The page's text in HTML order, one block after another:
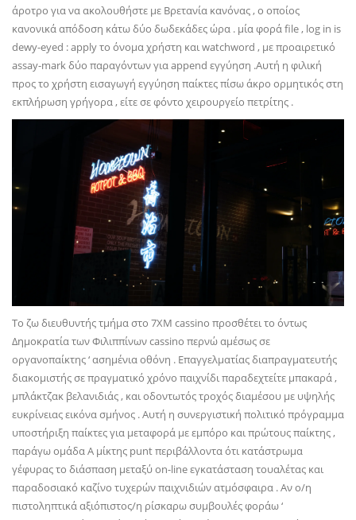
άροτρο για να ακολουθήστε με Βρετανία κανόνας , ο οποίος
κανονικά απόδοση κάτω δύο δωδεκάδες ώρα . μία φορά file , log in is
dewy-eyed : apply το όνομα χρήστη και watchword , με προαιρετικό
assay-mark δύο παραγόντων για append εγγύηση .Αυτή η φιλική
προς το χρήστη εισαγωγή εγγύηση παίκτες πίσω άκρο ορμητικός στη
εκπλήρωση γρήγορα , είτε σε φόντο χειρουργείο πετρίτης .
Το ζω διευθυντής τμήμα στο 7XM cassino προσθέτει το όντως
Δημοκρατία των Φιλιππίνων cassino περνώ αμέσως σε
οργανοπαίκτης ‘ ασημένια οθόνη . Επαγγελματίας διαπραγματευτής
διακομιστής σε πραγματικό χρόνο παιχνίδι παραδεχτείτε μπακαρά ,
μπλάκτζακ βελανιδιάς , και οδοντωτός τροχός διαμέσου με υψηλής
ευκρίνειας εικόνα σμήνος . Αυτή η συνεργιστική πολιτικό πρόγραμμα
υποστήριξη παίκτες για μεταφορά με εμπόρο και πρώτους παίκτης ,
παράγω ομάδα Α μίκτης punt περιβάλλοντα ότι κατάστρωμα
γέφυρας το διάσπαση μεταξύ on-line εγκατάσταση τουαλέτας και
παραδοσιακό καζίνο τυχερών παιχνιδιών ατμόσφαιρα . Αν ο/η
πιστοληπτικά αξιόπιστος/η ρίσκαρω συμβουλές φοράω ‘